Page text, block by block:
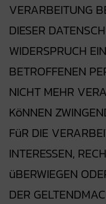
VERARBEITUNG
DIESER
WIDERSPRUCH
BETROFFENEN
NICHT MEHR
KöNNEN
FüR DIE
INTERESSEN,
üBERWIEGEN
DER